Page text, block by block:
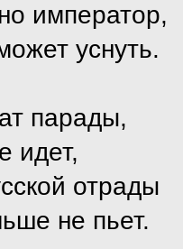
император,
уснуть.
парады,
идет,
отрады
не пьет.